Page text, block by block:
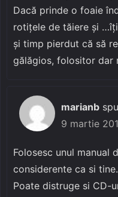
Dacă prinde o foaie
rotiţele de tăiere şi
şi timp pierdut că să
gălăgios, folositor dar
marianb
9 martie
Folosesc unul manual
considerente ca si tine.
Poate distruge si CD-